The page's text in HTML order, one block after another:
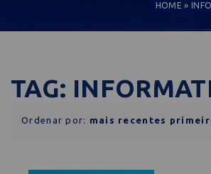
HOME »
TAG:
Ordenar por: